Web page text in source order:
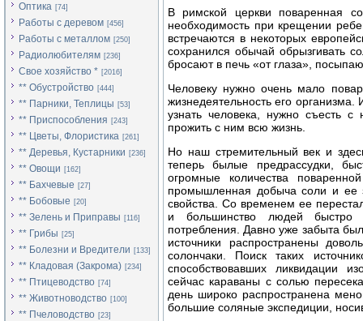
Оптика [74]
Работы с деревом [456]
Работы с металлом [250]
Радиолюбителям [236]
Свое хозяйство * [2016]
** Обустройство [444]
** Парники, Теплицы [53]
** Приспособления [243]
** Цветы, Флористика [261]
** Деревья, Кустарники [236]
** Овощи [162]
** Бахчевые [27]
** Бобовые [20]
** Зелень и Приправы [116]
** Грибы [25]
** Болезни и Вредители [133]
** Кладовая (Закрома) [234]
** Птицеводство [74]
** Животноводство [100]
** Пчеловодство [23]
В римской церкви поваренная
необходимость при крещении
встречаются в некоторых
сохранился обычай обрызгивать
бросают в печь «от глаза»,
Человеку нужно очень мало
жизнедеятельность его
узнать человека, нужно съесть
прожить с ним всю жизнь.
Но наш стремительный век и
теперь былые предрассудки,
огромные количества
промышленная добыча соли и ее
свойства. Со временем ее
и большинство людей быстро
потребления. Давно уже забыта
источники распространены
солончаки. Поиск таких
способствовавших ликвидации
сейчас караваны с солью
день широко распространена
большие соляные экспедиции,